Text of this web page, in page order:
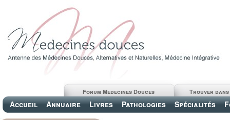
Accueil Annuaire Livres Pathologies Spécialités
Trouver
Forum Medecines Douces